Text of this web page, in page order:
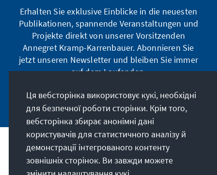
Erhalten Sie exklusive Einblicke in die neuesten
Publikationen, spannende Veranstaltungen und
Projekte direkt von unserer Vorsitzenden
Annegret Kramp-Karrenbauer. Abonnieren Sie
jetzt unseren Newsletter und bleiben Sie immer
auf dem Laufenden.
Jetzt abonnieren
Наше покликання
Ця вебсторінка використовує кукі, необхідні
для безпечної роботи сторінки. Крім того,
вебсторінка збирає анонімні дані
користувачів для статистичного аналізу й
демонстрації інтегрованого контенту
зовнішніх сторінок. Ви завжди можете